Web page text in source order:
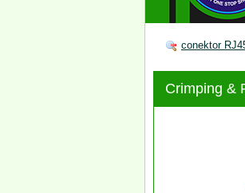
conektor
Crimping &